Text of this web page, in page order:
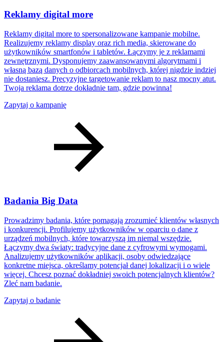
Reklamy digital more
Reklamy digital more to spersonalizowane kampanie mobilne.
Realizujemy reklamy display oraz rich media, skierowane do
użytkowników smartfonów i tabletów. Łączymy je z reklamami
zewnętrznymi. Dysponujemy zaawansowanymi algorytmami i
własną bazą danych o odbiorcach mobilnych, której nigdzie indziej
nie dostaniesz. Precyzyjne targetowanie reklam to nasz mocny atut.
Twoja reklama dotrze dokładnie tam, gdzie powinna!
Zapytaj o kampanię
Badania Big Data
Prowadzimy badania, które pomagają zrozumieć klientów własnych
i konkurencji. Profilujemy użytkowników w oparciu o dane z
urządzeń mobilnych, które towarzyszą im niemal wszędzie.
Łączymy dwa światy: tradycyjne dane z cyfrowymi wymogami.
Analizujemy użytkowników aplikacji, osoby odwiedzające
konkretne miejsca, określamy potencjał danej lokalizacji i o wiele
więcej. Chcesz poznać dokładniej swoich potencjalnych klientów?
Zleć nam badanie.
Zapytaj o badanie